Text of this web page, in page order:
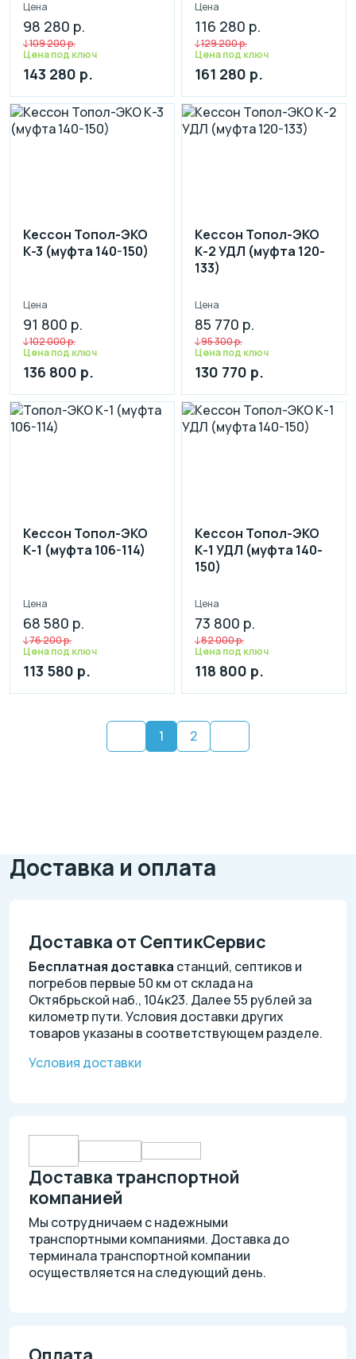
Цена
98 280 р.
109 200 р.
Цена под ключ
143 280 р.
Цена
116 280 р.
129 200 р.
Цена под ключ
161 280 р.
Кессон Топол-ЭКО
К-3 (муфта 140-150)
Цена
91 800 р.
102 000 р.
Цена под ключ
136 800 р.
Кессон Топол-ЭКО
К-2 УДЛ (муфта 120-
133)
Цена
85 770 р.
95 300 р.
Цена под ключ
130 770 р.
Кессон Топол-ЭКО
К-1 (муфта 106-114)
Цена
68 580 р.
76 200 р.
Цена под ключ
113 580 р.
Кессон Топол-ЭКО
К-1 УДЛ (муфта 140-
150)
Цена
73 800 р.
82 000 р.
Цена под ключ
118 800 р.
1 2
Доставка и оплата
Доставка от СептикСервис
Бесплатная доставка станций, септиков и
погребов первые 50 км от склада на
Октябрьской наб., 104к23. Далее 55 рублей за
километр пути. Условия доставки других
товаров указаны в соответствующем разделе.
Условия доставки
Доставка транспортной
компанией
Мы сотрудничаем с надежными
транспортными компаниями. Доставка до
терминала транспортной компании
осуществляется на следующий день.